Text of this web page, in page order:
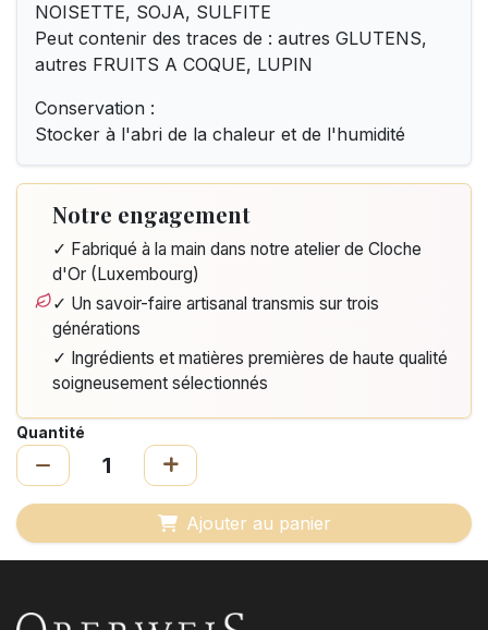
NOISETTE, SOJA, SULFITE
Peut contenir des traces de : autres GLUTENS,
autres FRUITS A COQUE, LUPIN
Conservation :
Stocker à l'abri de la chaleur et de l'humidité
Notre engagement
✓ Fabriqué à la main dans notre atelier de Cloche
d'Or (Luxembourg)
✓ Un savoir-faire artisanal transmis sur trois
générations
✓ Ingrédients et matières premières de haute qualité
soigneusement sélectionnés
Quantité
Ajouter au panier